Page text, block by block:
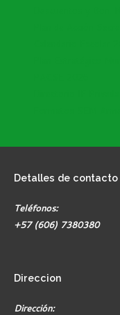
Detalles de contacto
Teléfonos:
+57 (606) 7380380
Direccion
Dirección: